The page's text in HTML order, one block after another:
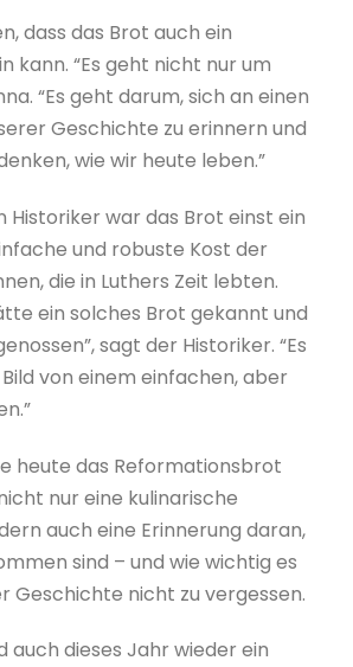
dass das Brot auch ein
kann. “Es geht nicht nur um
“Es geht darum, sich an einen
Geschichte zu erinnern und
wie wir heute leben.”
Historiker war das Brot einst ein
und robuste Kost der
die in Luthers Zeit lebten.
ein solches Brot gekannt und
sagt der Historiker. “Es
von einem einfachen, aber
heute das Reformationsbrot
nur eine kulinarische
auch eine Erinnerung daran,
sind – und wie wichtig es
Geschichte nicht zu vergessen.
auch dieses Jahr wieder ein